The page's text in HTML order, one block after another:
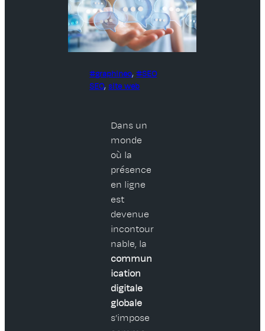
graphineo,
SEO
SEO, site web
Dans un
monde
où la
présence
en ligne
est
devenue
incontour
nable, la
commun
ication
digitale
globale
s’impose